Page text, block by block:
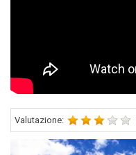
Valutazione: